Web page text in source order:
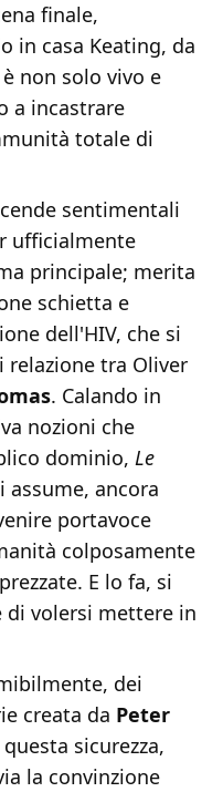
finale,
in casa Keating, da
non solo vivo e
a incastrare
totale di
sentimentali
ufficialmente
principale; merita
schietta e
dell'HIV, che si
tra Oliver
. Calando in
nozioni che
dominio, Le
assume, ancora
portavoce
colposamente
E lo fa, si
di volersi mettere in
dei
creata da Peter
sicurezza,
la convinzione